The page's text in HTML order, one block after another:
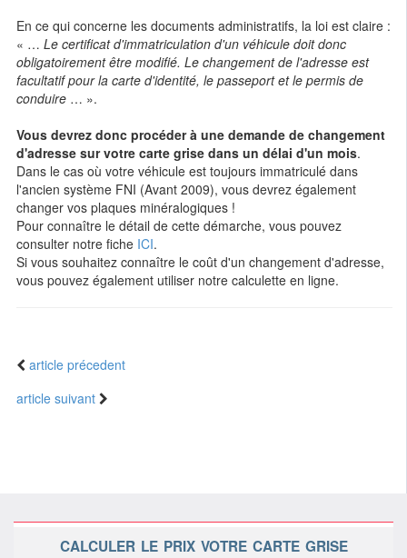
En ce qui concerne les documents administratifs, la loi est claire :
« … Le certificat d'immatriculation d'un véhicule doit donc
obligatoirement être modifié. Le changement de l'adresse est
facultatif pour la carte d'identité, le passeport et le permis de
conduire… ».
Vous devrez donc procéder à une demande de changement
d'adresse sur votre carte grise dans un délai d'un mois.
Dans le cas où votre véhicule est toujours immatriculé dans
l'ancien système FNI (Avant 2009), vous devrez également
changer vos plaques minéralogiques !
Pour connaître le détail de cette démarche, vous pouvez
consulter notre fiche ICI.
Si vous souhaitez connaître le coût d'un changement d'adresse,
vous pouvez également utiliser notre calculette en ligne.
article précedent
article suivant
CALCULER LE PRIX VOTRE CARTE GRISE